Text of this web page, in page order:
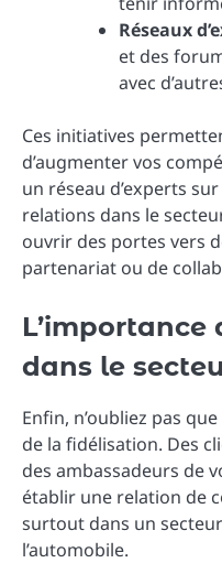
Réseaux
et des
avec
Ces initiatives
d’augmenter vos
un réseau d’experts
relations dans le
ouvrir des portes vers
partenariat ou de
L’importance
dans le
Enfin, n’oubliez pas que
de la fidélisation. Des
des ambassadeurs de
établir une relation de
surtout dans un
l’automobile.